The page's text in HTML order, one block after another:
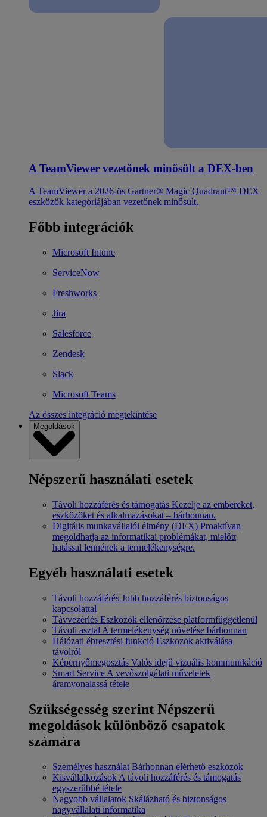
A TeamViewer vezetőnek minősült a DEX-ben
A TeamViewer a 2026-ös Gartner® Magic Quadrant™ DEX
eszközök kategóriájában vezetőnek minősült.
Főbb integrációk
Microsoft Intune
ServiceNow
Freshworks
Jira
Salesforce
Zendesk
Slack
Microsoft Teams
Az összes integráció megtekintése
Megoldások
Népszerű használati esetek
Távoli hozzáférés és támogatás Kezelje az embereket,
eszközöket és alkalmazásokat – bárhonnan.
Digitális munkavállalói élmény (DEX) Proaktívan
megoldhatja az informatikai problémákat, mielőtt
hatással lennének a termelékenységre.
Egyéb használati esetek
Távoli hozzáférés Jobb hozzáférés biztonságos
kapcsolattal
Távvezérlés Eszközök ellenőrzése platformfüggetlenül
Távoli asztal A termelékenység növelése bárhonnan
Hálózati ébresztési funkció Eszközök aktiválása
távolról
Képernyőmegosztás Valós idejű vizuális kommunikáció
Smart Service A vevőszolgálati műveletek
áramvonalassá tétele
Szükségesség szerint Népszerű
megoldások különböző csapatok
számára
Személyes használat Bárhonnan elérhető eszközök
Kisvállalkozások A távoli hozzáférés és támogatás
egyszerűbbé tétele
Nagyobb vállalatok Skálázható és biztonságos
nagyvállalati informatika